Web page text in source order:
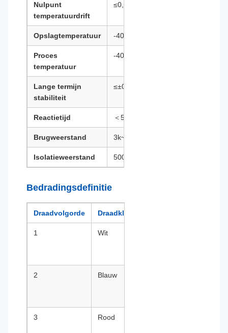
Nulpunt
temperatuurdrift
≤0,15%F.S./℃
Opslagtemperatuur -40~120℃
Proces
temperatuur
-40~120℃
Lange termijn
stabiliteit
≤±0,3%F.S./jaar
Reactietijd ＜5ms
Brugweerstand 3k~6kΩ
Isolatieweerstand 500MΩ/500VDC
Bedradingsdefinitie
Draadvolgorde Draadkleur
1 Wit
2 Blauw
3 Rood